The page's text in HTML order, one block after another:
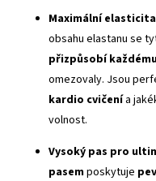
Maximální
obsahu elastanu se
přizpůsobí
omezovaly. Jsou
kardio cvičenía
volnost.
Vysoký pas pro
pasemposkytuje